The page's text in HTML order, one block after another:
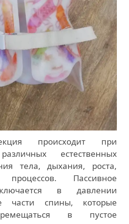
происходит при
естественных
тела, дыхания, роста,
процессов. Пассивное
в давлении
части спины, которые
в пустое